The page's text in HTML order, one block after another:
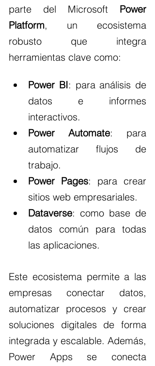
parte del Microsoft Power
Platform, un ecosistema
robusto que integra
herramientas clave como:
Power BI: para análisis de
datos e informes
interactivos.
Power Automate: para
automatizar flujos de
trabajo.
Power Pages: para crear
sitios web empresariales.
Dataverse: como base de
datos común para todas
las aplicaciones.
Este ecosistema permite a las
empresas conectar datos,
automatizar procesos y crear
soluciones digitales de forma
integrada y escalable. Además,
Power Apps se conecta